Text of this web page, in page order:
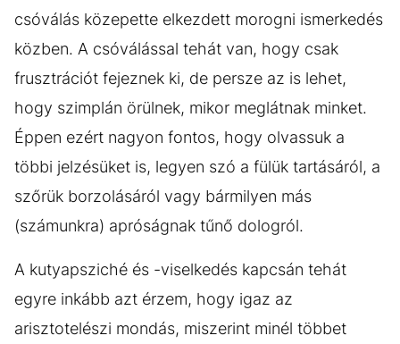
csóválás közepette elkezdett morogni ismerkedés
közben. A csóválással tehát van, hogy csak
frusztrációt fejeznek ki, de persze az is lehet,
hogy szimplán örülnek, mikor meglátnak minket.
Éppen ezért nagyon fontos, hogy olvassuk a
többi jelzésüket is, legyen szó a fülük tartásáról, a
szőrük borzolásáról vagy bármilyen más
(számunkra) apróságnak tűnő dologról.
A kutyapsziché és -viselkedés kapcsán tehát
egyre inkább azt érzem, hogy igaz az
arisztotelészi mondás, miszerint minél többet